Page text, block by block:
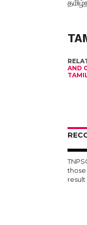
AND
those
result